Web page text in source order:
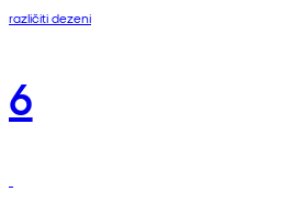
različiti dezeni
6